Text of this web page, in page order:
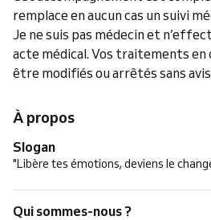
remplace en aucun cas un suivi
Je ne suis pas médecin et
acte médical. Vos traitements en
être modifiés ou arrêtés sans
À propos
Slogan
"Libère tes émotions, deviens le
Qui sommes-nous ?